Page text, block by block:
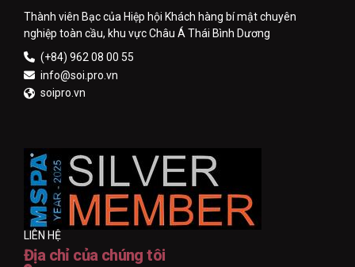
Thành viên Bạc của Hiệp hội Khách hàng bí mật chuyên
nghiệp toàn cầu, khu vực Châu Á Thái Bình Dương
(+84) 962 08 00 55
info@soi.pro.vn
soipro.vn
LIÊN HỆ
Địa chỉ của chúng tôi